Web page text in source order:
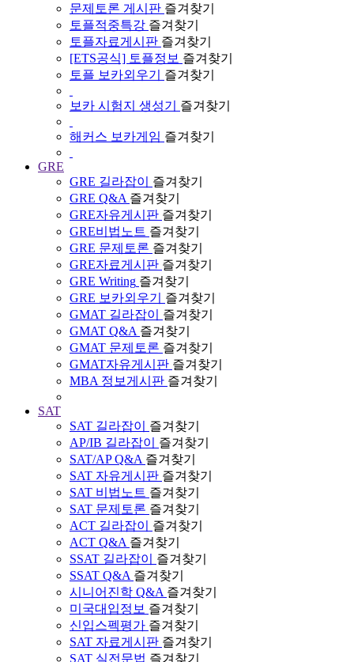
문제토론 게시판 즐겨찾기
토플적중특강 즐겨찾기
토플자료게시판 즐겨찾기
[ETS공식] 토플정보 즐겨찾기
토플 보카외우기
즐겨찾기
보카 시험지 생성기 즐겨찾기
해커스 보카게임 즐겨찾기
GRE
GRE 길라잡이
즐겨찾기
GRE Q&A 즐겨찾기
GRE자유게시판 즐겨찾기
GRE비법노트 즐겨찾기
GRE 문제토론 즐겨찾기
GRE자료게시판 즐겨찾기
GRE Writing 즐겨찾기
GRE 보카외우기
즐겨찾기
GMAT 길라잡이
즐겨찾기
GMAT Q&A 즐겨찾기
GMAT 문제토론 즐겨찾기
GMAT자유게시판 즐겨찾기
MBA 정보게시판 즐겨찾기
SAT
SAT 길라잡이
즐겨찾기
AP/IB 길라잡이
즐겨찾기
SAT/AP Q&A 즐겨찾기
SAT 자유게시판 즐겨찾기
SAT 비법노트 즐겨찾기
SAT 문제토론 즐겨찾기
ACT 길라잡이
즐겨찾기
ACT Q&A 즐겨찾기
SSAT 길라잡이
즐겨찾기
SSAT Q&A 즐겨찾기
시니어진학 Q&A 즐겨찾기
미국대입정보 즐겨찾기
신입스펙평가 즐겨찾기
SAT 자료게시판 즐겨찾기
SAT 실전문법 즐겨찾기